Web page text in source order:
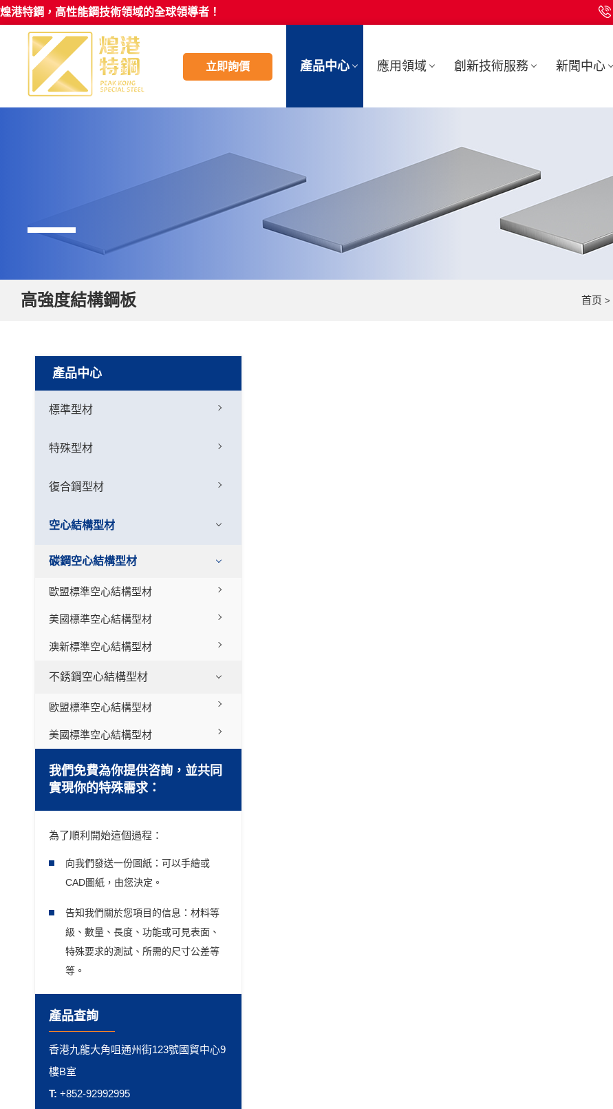
煌港特鋼，高性能鋼技術領域的全球領導者！
立即詢價 產品中心 應用領域 創新技術服務 新聞中心
高強度結構鋼板 首页 >
產品中心
標準型材
特殊型材
復合鋼型材
空心結構型材
碳鋼空心結構型材
歐盟標準空心結構型材
美國標準空心結構型材
澳新標準空心結構型材
不銹鋼空心結構型材
歐盟標準空心結構型材
美國標準空心結構型材
我們免費為你提供咨詢，並共同
實現你的特殊需求：
為了順利開始這個過程：
向我們發送一份圖紙：可以手繪或
CAD圖紙，由您決定。
告知我們關於您項目的信息：材料等
級、數量、長度、功能或可見表面、
特殊要求的測試、所需的尺寸公差等
等。
產品查詢
香港九龍大角咀通州街123號國貿中心9
樓B室
T: +852-92992995